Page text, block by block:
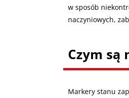
w sposób
naczyniowych,
Czym są
Markery stanu